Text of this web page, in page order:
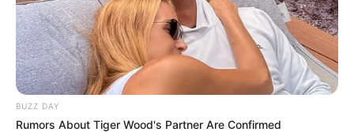
BUZZ DAY
Rumors About Tiger Wood's Partner Are Confirmed